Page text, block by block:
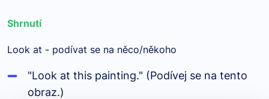
Shrnutí
Look at - podívat se na něco/někoho
"Look at this painting." (Podívej se na tento
obraz.)